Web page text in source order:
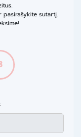
pasirašykite sutartį.